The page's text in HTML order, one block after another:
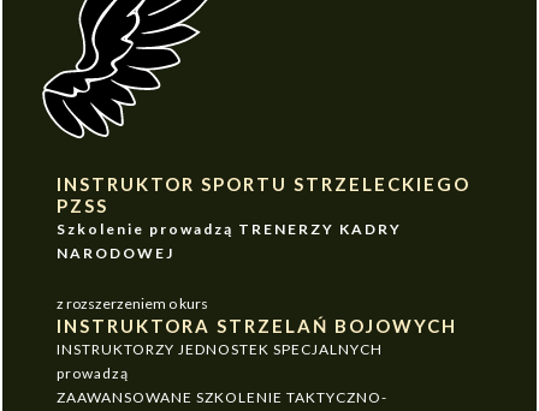
INSTRUKTOR SPORTU STRZELECKIEGO
PZSS
Szkolenie prowadzą TRENERZY KADRY
NARODOWEJ
z rozszerzeniem o kurs
INSTRUKTORA STRZELAŃ BOJOWYCH
INSTRUKTORZY JEDNOSTEK SPECJALNYCH
prowadzą
ZAAWANSOWANE SZKOLENIE TAKTYCZNO-